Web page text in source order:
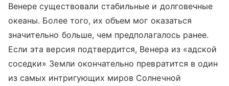
Венере существовали стабильные и долговечные
океаны. Более того, их объем мог оказаться
значительно больше, чем предполагалось ранее.
Если эта версия подтвердится, Венера из «адской
соседки» Земли окончательно превратится в один
из самых интригующих миров Солнечной